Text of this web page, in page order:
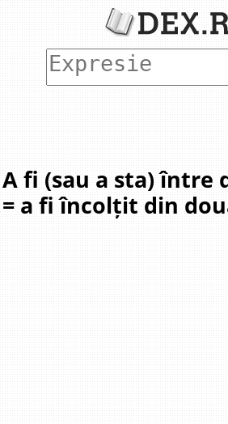
A fi (sau a sta) între
= a fi încolțit din